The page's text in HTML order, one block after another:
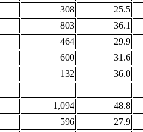
308 25.5
803 36.1
464 29.9
600 31.6
132 36.0
1,094 48.8
596 27.9